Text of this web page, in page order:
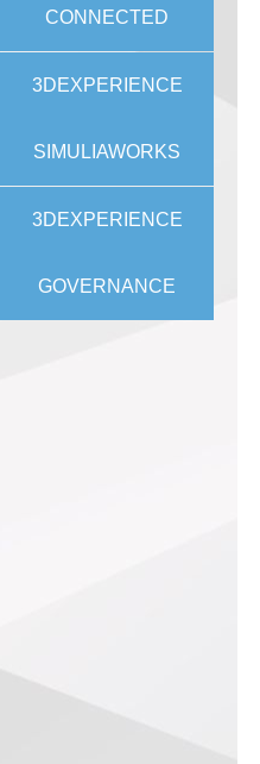
CONNECTED
3DEXPERIENCE
SIMULIAWORKS
3DEXPERIENCE
GOVERNANCE